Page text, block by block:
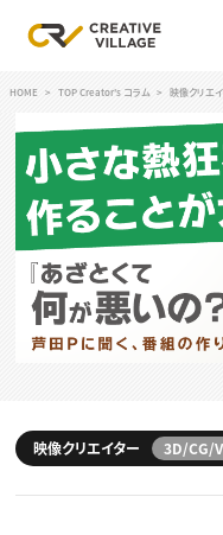
ログイン
RECRUIT
クリエイター求人を探す
CREATIVE JOB求人
特集求人
スキルアップしたい！
デザイン
TOP Creator’s コラム
HOME TOP Creator's コラム 映像クリエ
映像クリエイター 3D/CG/